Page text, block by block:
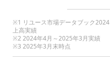
※1 リユース市場データブック
上高実績
※2 2024年4月～2025年3月実績
※3 2025年3月末時点